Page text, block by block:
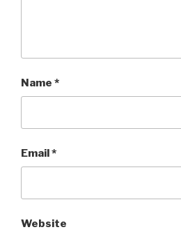
Name *
Email*
Website